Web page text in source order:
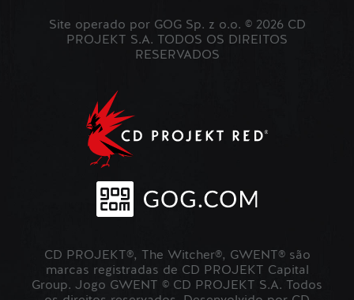
Site operado por GOG Sp. z o.o. © 2026 CD
PROJEKT S.A. TODOS OS DIREITOS
RESERVADOS
CD PROJEKT®, The Witcher®, GWENT® são
marcas registradas de CD PROJEKT Capital
Group. Jogo GWENT © CD PROJEKT S.A. Todos